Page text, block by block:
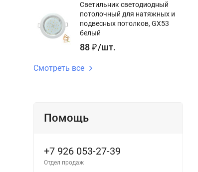
Светильник светодиодный
потолочный для натяжных и
подвесных потолков, GX53
белый
88₽/шт.
Смотреть все
Помощь
+7 926 053-27-39
Отдел продаж